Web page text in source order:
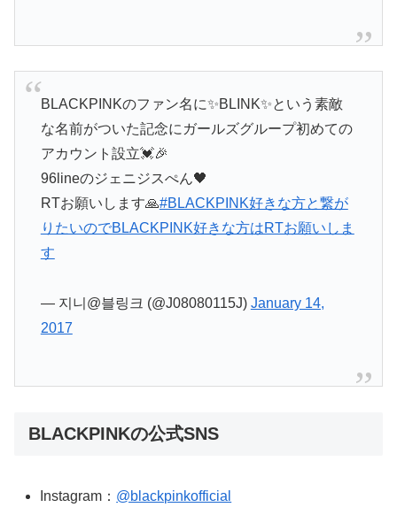
BLACKPINKのファン名に✨BLINK✨という素敵
な名前がついた記念にガールズグループ初めての
アカウント設立💓🎉
96lineのジェニジスぺん🖤
RTお願いします🙏#BLACKPINK好きな方と繋が
りたいのでBLACKPINK好きな方はRTお願いしま
す
— 지니@블링크 (@J08080115J) January 14,
2017
BLACKPINKの公式SNS
Instagram： @blackpinkofficial